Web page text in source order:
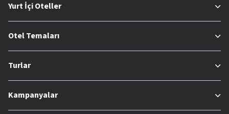
Yurt İçi Oteller
Otel Temaları
Turlar
Kampanyalar